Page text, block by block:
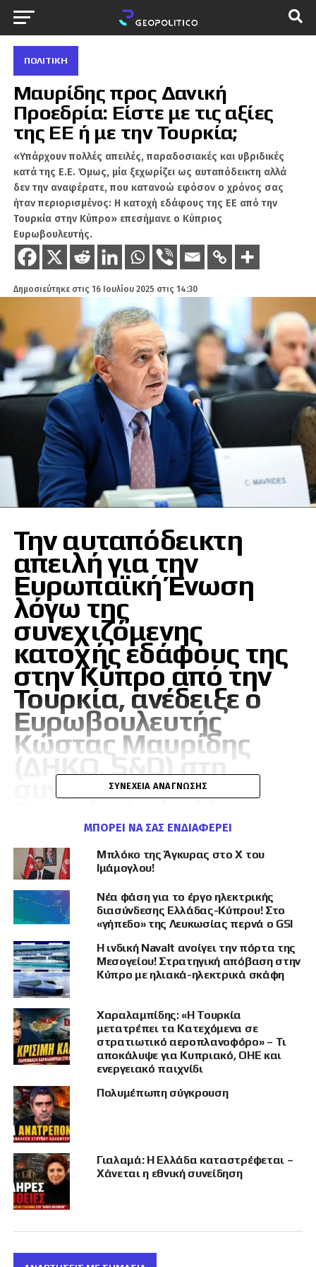
ΠΟΛΙΤΙΚΉ
Μαυρίδης προς Δανική
Προεδρία: Είστε με τις αξίες
της ΕΕ ή με την Τουρκία;
«Υπάρχουν πολλές απειλές, παραδοσιακές και υβριδικές
κατά της Ε.Ε. Όμως, μία ξεχωρίζει ως αυταπόδεικτη αλλά
δεν την αναφέρατε, που κατανοώ εφόσον ο χρόνος σας
ήταν περιορισμένος: Η κατοχή εδάφους της ΕΕ από την
Τουρκία στην Κύπρο» επεσήμανε ο Κύπριος
Ευρωβουλευτής.
Δημοσιεύτηκε στις 16 Ιουλίου 2025 στις 14:30
Την αυταπόδεικτη
απειλή για την
Ευρωπαϊκή Ένωση
λόγω της
συνεχιζόμενης
κατοχής εδάφους της
στην Κύπρο από την
Τουρκία, ανέδειξε ο
Ευρωβουλευτής
Κώστας Μαυρίδης
(ΔΗΚΟ, S&D) στη
συνεδρίαση της
Εξωτερικών
Υποθέσεων του
Ευρωπαϊκού
Κοινοβουλίου, κατά
τη συζήτηση με την
Υπουργό Ευρωπαϊκών
Υποθέσεων της
Δανίας για τις
προτεραιότητες της
Δανικής Προεδρίας
του Συμβουλίου της
ΕΕ.
Όπως ανέφερε ο κ. Μαυρίδης στην παρέμβασή
του:
«Υπάρχουν πολλές απειλές, παραδοσιακές και
υβριδικές κατά της Ε.Ε. Όμως, μία ξεχωρίζει ως
κατανοώ εφόσον ο χρόνος σας ήταν
περιορισμένος: Η κατοχή εδάφους της ΕΕ από
ΣΥΝΈΧΕΙΑ ΑΝΆΓΝΩΣΗΣ
ΜΠΟΡΕΊ ΝΑ ΣΑΣ ΕΝΔΙΑΦΈΡΕΙ
Μπλόκο της Άγκυρας στο X του
Ιμάμογλου!
Νέα φάση για το έργο ηλεκτρικής
διασύνδεσης Ελλάδας-Κύπρου! Στο
«γήπεδο» της Λευκωσίας περνά ο GSI
Η ινδική Navalt ανοίγει την πόρτα της
Μεσογείου! Στρατηγική απόβαση στην
Κύπρο με ηλιακά-ηλεκτρικά σκάφη
Χαραλαμπίδης: «Η Τουρκία
μετατρέπει τα Κατεχόμενα σε
στρατιωτικό αεροπλανοφόρο» – Τι
αποκάλυψε για Κυπριακό, ΟΗΕ και
ενεργειακό παιχνίδι
Πολυμέπωπη σύγκρουση
Γιαλαμά: Η Ελλάδα καταστρέφεται –
Χάνεται η εθνική συνείδηση